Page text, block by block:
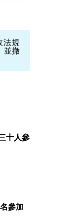
法規
並撤
十人參
參加